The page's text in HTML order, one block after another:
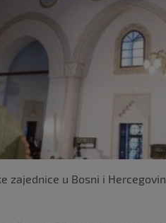
zajednice u Bosni i